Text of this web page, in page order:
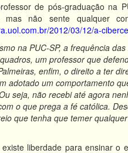
de pós-graduação
mas não sente qualquer
2012/03/12/a-
na PUC-SP, a frequência
um professor que
enfim, o direito a ter
adotado um comportamento
seja, não recebi até agora
o que prega a fé católica.
que tenha que temer
liberdade para ensinar